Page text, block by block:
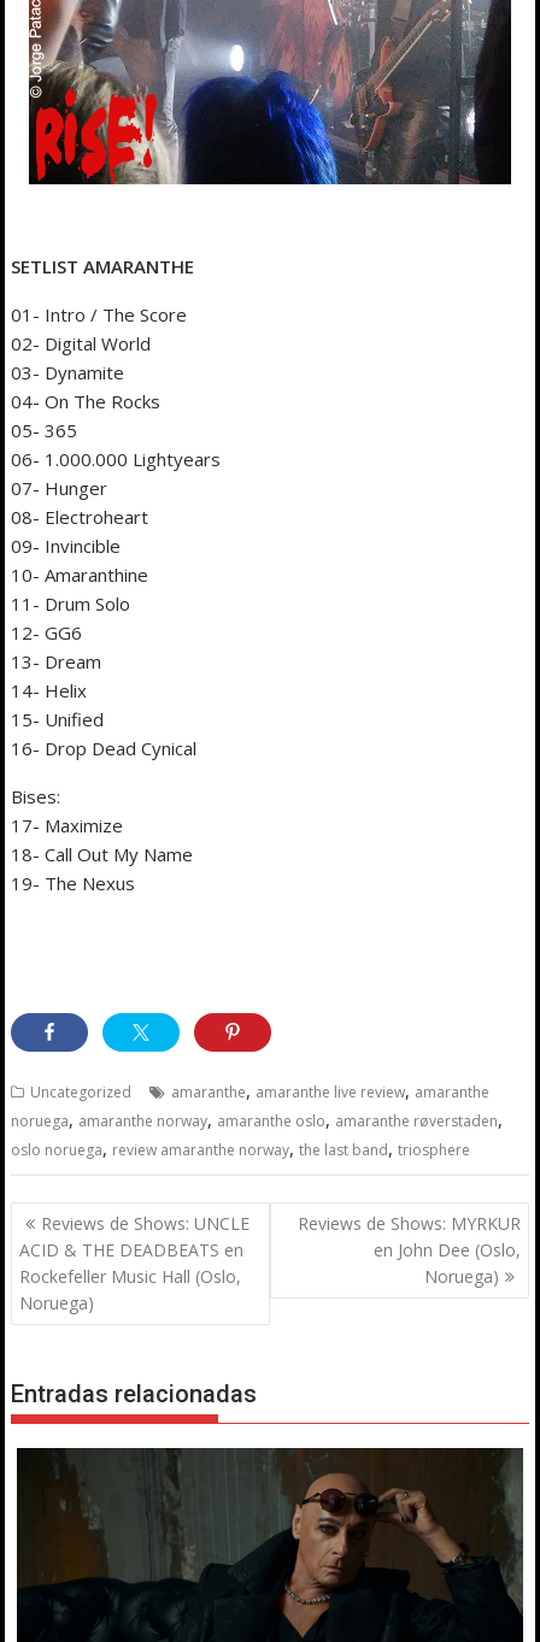
SETLIST AMARANTHE
01- Intro / The Score
02- Digital World
03- Dynamite
04- On The Rocks
05- 365
06- 1.000.000 Lightyears
07- Hunger
08- Electroheart
09- Invincible
10- Amaranthine
11- Drum Solo
12- GG6
13- Dream
14- Helix
15- Unified
16- Drop Dead Cynical
Bises:
17- Maximize
18- Call Out My Name
19- The Nexus
Uncategorized amaranthe, amaranthe live review, amaranthe
noruega, amaranthe norway, amaranthe oslo, amaranthe røverstaden,
oslo noruega, review amaranthe norway,the last band,triosphere
Navegación
de
entradas
Reviews de Shows: UNCLE
ACID & THE DEADBEATS en
Rockefeller Music Hall (Oslo,
Noruega)
Reviews de Shows: MYRKUR
en John Dee (Oslo,
Noruega)
Entradas relacionadas